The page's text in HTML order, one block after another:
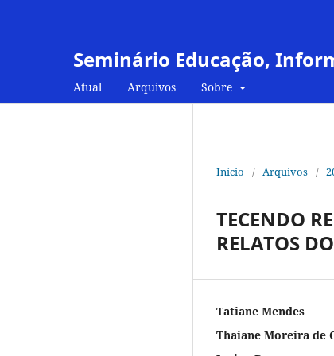
Seminário Educação,
Atual Arquivos Sobre
Início / Arquivos /
TECENDO
RELATOS
Tatiane Mendes
Thaiane Moreira de